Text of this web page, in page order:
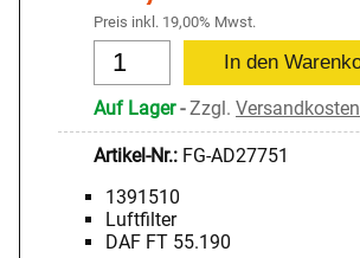
Preis inkl. 19,00% Mwst.
Auf Lager-Zzgl. Versandkosten
Artikel-Nr.: FG-AD27751
1391510
Luftfilter
DAF FT 55.190